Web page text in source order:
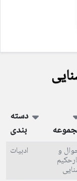
دسته
بندی
و ادبیات